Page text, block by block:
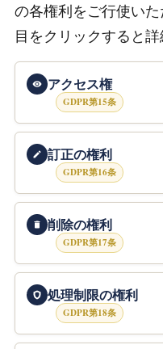
の各権利をご行使い
目をクリックすると詳
アクセス権
GDPR第15条
訂正の権利
GDPR第16条
削除の権利
GDPR第17条
処理制限の権利
GDPR第18条